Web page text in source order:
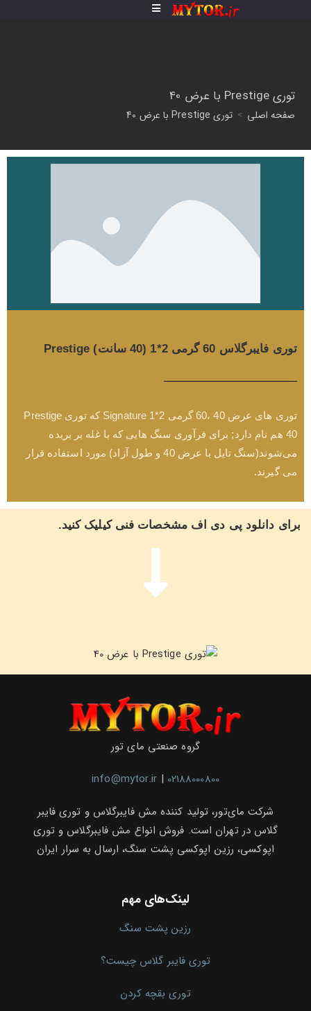
توری Prestige با عرض 40
صفحه اصلی > توری Prestige با عرض 40
توری فایبرگلاس 60 گرمی 2*1 (40 سانت) Prestige
توری های عرض 40 ،60 گرمی 2*1 Signature که توری Prestige
40 هم نام دارد; برای فرآوری سنگ هایی که با غله بر بریده
می‌شوند(سنگ تایل با عرض 40 و طول آزاد) مورد استفاده قرار
می گیرند.
برای دانلود پی دی اف مشخصات فنی کیلیک کنید.
گروه صنعتی مای تور
info@mytor.ir | 02188000800
شرکت مای‌تور، تولید کننده مش فایبرگلاس و توری فایبر
گلاس در تهران است. فروش انواع مش فایبرگلاس و توری
اپوکسی، رزین اپوکسی پشت سنگ، ارسال به سرار ایران
لینک‌های مهم
رزین پشت سنگ
توری فایبر گلاس چیست؟
توری بقچه کردن